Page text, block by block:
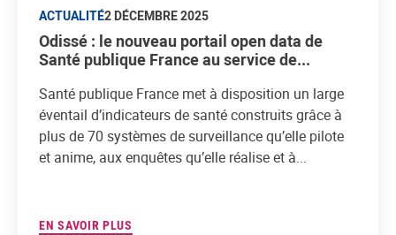
ACTUALITÉ2 DÉCEMBRE 2025
Odissé : le nouveau portail open data de
Santé publique France au service de...
Santé publique France met à disposition un large
éventail d’indicateurs de santé construits grâce à
plus de 70 systèmes de surveillance qu’elle pilote
et anime, aux enquêtes qu’elle réalise et à...
EN SAVOIR PLUS